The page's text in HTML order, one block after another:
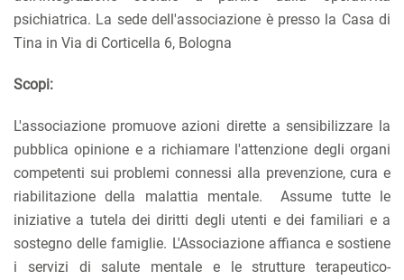
psichiatrica. La sede dell'associazione è presso la Casa di
Tina in Via di Corticella 6, Bologna
Scopi:
L'associazione promuove azioni dirette a sensibilizzare la
pubblica opinione e a richiamare l'attenzione degli organi
competenti sui problemi connessi alla prevenzione, cura e
riabilitazione della malattia mentale. Assume tutte le
iniziative a tutela dei diritti degli utenti e dei familiari e a
sostegno delle famiglie. L'Associazione affianca e sostiene
i servizi di salute mentale e le strutture terapeutico-